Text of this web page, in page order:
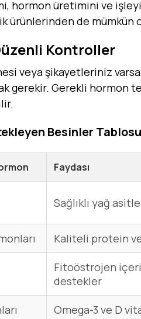
hormon üretimini ve
ürünlerinden de mümkün
Kontroller
veya şikayetleriniz
gerekir. Gerekli
Besinler Tablosu
Faydası
Sağlıklı yağ
Kaliteli protein
Fitoöstrojen
destekler
Omega-3 ve D